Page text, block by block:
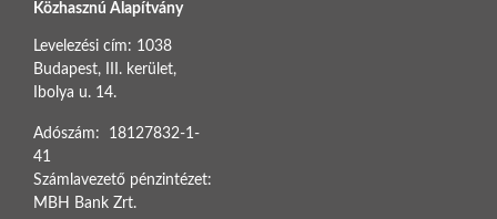
Közhasznú Alapítvány
Levelezési cím: 1038
Budapest, III. kerület,
Ibolya u. 14.
Adószám: 18127832-1-
41
Számlavezető pénzintézet:
MBH Bank Zrt.